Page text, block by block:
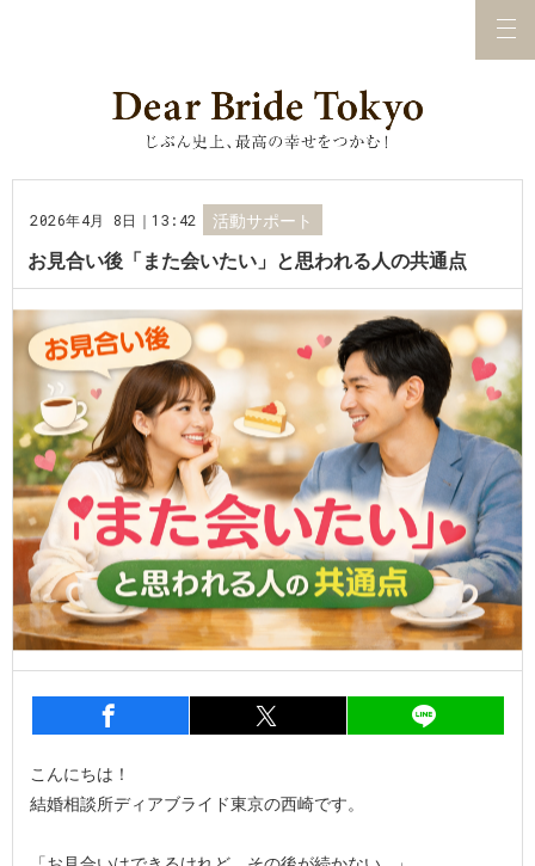
2026年4月 8日｜13:42 活動サポート
お見合い後「また会いたい」と思われる人の共通点
シェア シェア
こんにちは！
結婚相談所ディアブライド東京の西崎です。